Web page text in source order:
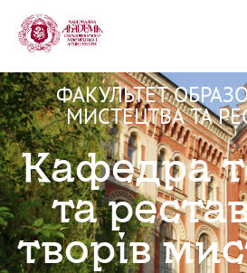
Перейти
до
вмісту ФАКУЛЬТЕТ
МИСТЕЦТВА ТА
Кафедра
та
творів